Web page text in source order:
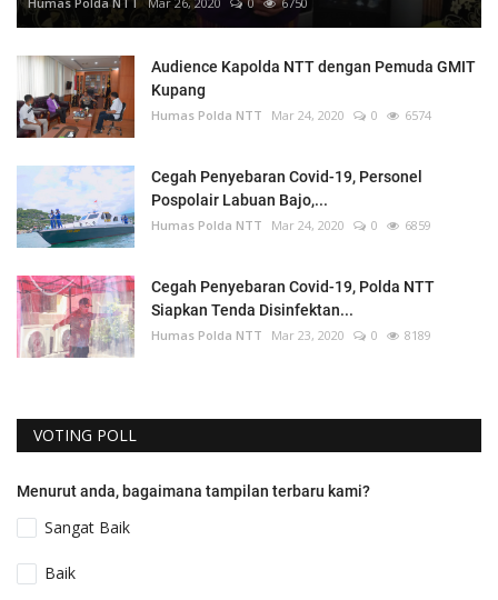
Audience Kapolda NTT dengan Pemuda GMIT
Kupang
Humas Polda NTT Mar 24, 2020 0 6574
Cegah Penyebaran Covid-19, Personel
Pospolair Labuan Bajo,...
Humas Polda NTT Mar 24, 2020 0 6859
Cegah Penyebaran Covid-19, Polda NTT
Siapkan Tenda Disinfektan...
Humas Polda NTT Mar 23, 2020 0 8189
VOTING POLL
Menurut anda, bagaimana tampilan terbaru kami?
Sangat Baik
Baik